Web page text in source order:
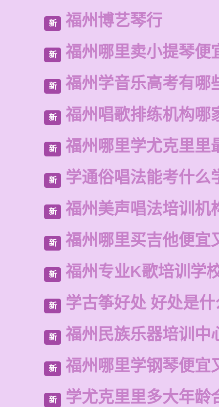
新 福州博艺琴行
新 福州哪里卖小提琴便
新 福州学音乐高考有哪
新 福州唱歌排练机构哪
新 福州哪里学尤克里里
新 学通俗唱法能考什么
新 福州美声唱法培训机
新 福州哪里买吉他便宜
新 福州专业K歌培训学
新 学古筝好处 好处是什
新 福州民族乐器培训中
新 福州哪里学钢琴便宜
新 学尤克里里多大年龄